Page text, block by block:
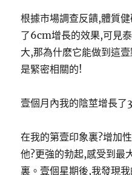
根據市場調查反饋,體質
了6cm增長的效果,可見
大,那為什麽它能做到這
是緊密相關的!
壹個月內我的陰莖增長了
在我的第壹印象裏?增加
他?更強的勃起,感受到最
裏。壹個星期後,我發現